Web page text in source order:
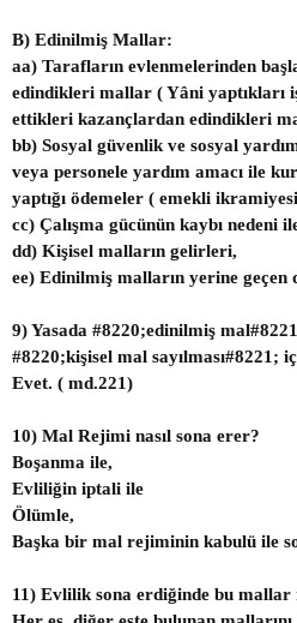
B) Edinilmiş Mallar:
aa) Tarafların evlenmelerinden
edindikleri mallar ( Yâni yaptıkları
ettikleri kazançlardan edindikleri
bb) Sosyal güvenlik ve sosyal
veya personele yardım amacı ile
yaptığı ödemeler ( emekli
cc) Çalışma gücünün kaybı nedeni
dd) Kişisel malların gelirleri,
ee) Edinilmiş malların yerine geçen
9) Yasada #8220;edinilmiş
#8220;kişisel mal sayılması#8221;
Evet. ( md.221)
10) Mal Rejimi nasıl sona erer?
Boşanma ile,
Evliliğin iptali ile
Ölümle,
Başka bir mal rejiminin kabulü ile
11) Evlilik sona erdiğinde bu mallar